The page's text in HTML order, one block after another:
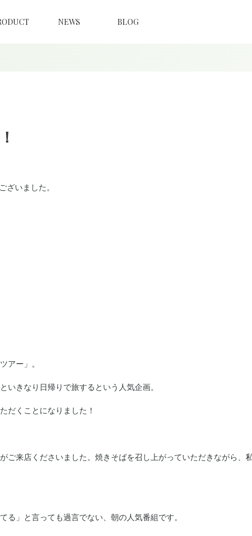
NEWS BLOG
ざいました。
アー」。
いきなり日帰りで旅するという人気企画。
だくことになりました！
ご来店くださいました。焼きそばを召し上がっていただきながら、
る」と言っても過言でない、朝の人気番組です。